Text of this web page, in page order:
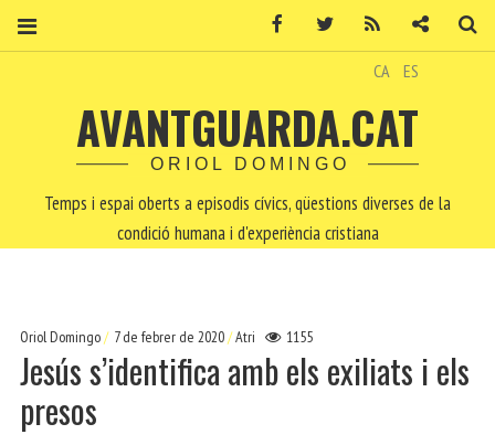
CA ES
AVANTGUARDA.CAT
ORIOL DOMINGO
Temps i espai oberts a episodis cívics, qüestions diverses de la
condició humana i d'experiència cristiana
Oriol Domingo 7 de febrer de 2020 Atri 1155
Jesús s’identifica amb els exiliats i els
presos
Facebook Twitter Contacte